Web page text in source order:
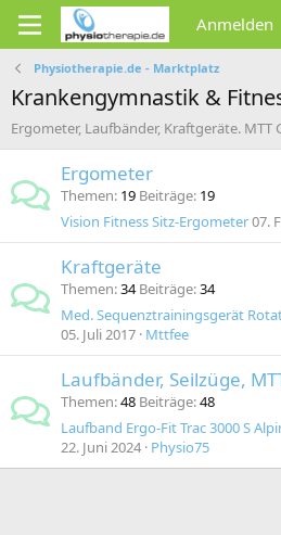
Anmelden
Physiotherapie.de - Marktplatz
Krankengymnastik &
Ergometer, Laufbänder, Kraftgeräte. MTT
Ergometer
Themen 19 Beiträge 19
Vision Fitness Sitz-Ergometer07.
Kraftgeräte
Themen 34 Beiträge 34
Med. Sequenztrainingsgerät
05. Juli 2017 Mttfee
Laufbänder, Seilzüge,
Themen 48 Beiträge 48
Laufband Ergo-Fit Trac 3000 S
22. Juni 2024 Physio75